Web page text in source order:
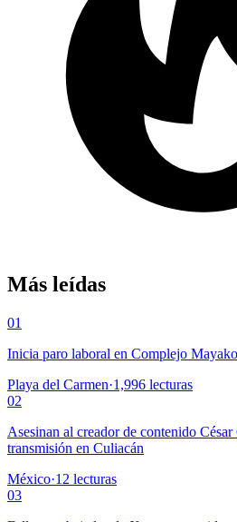
Más leídas
01
Inicia paro laboral en Complejo
Playa del Carmen·1,996 lecturas
02
Asesinan al creador de contenido
transmisión en Culiacán
México·12 lecturas
03